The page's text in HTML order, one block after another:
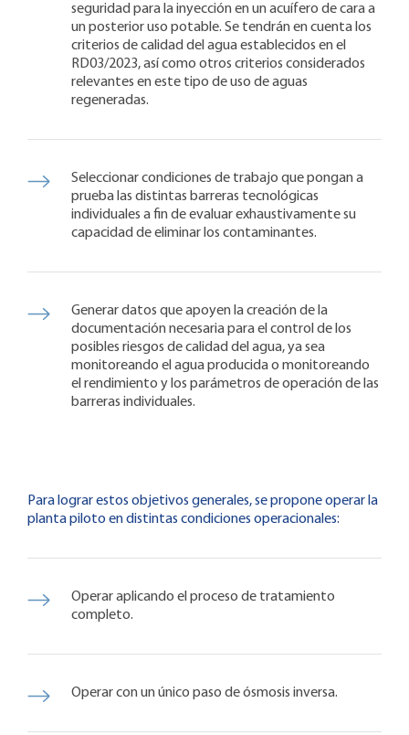
seguridad para la inyección en un acuífero de cara a
un posterior uso potable. Se tendrán en cuenta los
criterios de calidad del agua establecidos en el
RD03/2023, así como otros criterios considerados
relevantes en este tipo de uso de aguas
regeneradas.
Seleccionar condiciones de trabajo que pongan a
prueba las distintas barreras tecnológicas
individuales a fin de evaluar exhaustivamente su
capacidad de eliminar los contaminantes.
Generar datos que apoyen la creación de la
documentación necesaria para el control de los
posibles riesgos de calidad del agua, ya sea
monitoreando el agua producida o monitoreando
el rendimiento y los parámetros de operación de las
barreras individuales.
Para lograr estos objetivos generales, se propone operar la
planta piloto en distintas condiciones operacionales:
Operar aplicando el proceso de tratamiento
completo.
Operar con un único paso de ósmosis inversa.